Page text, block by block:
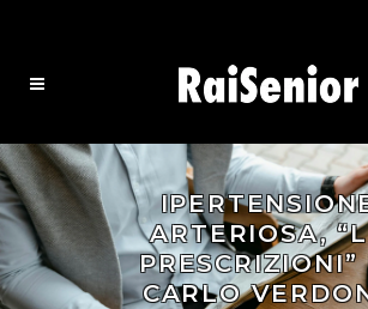
ARTERIOSA,
PRESCRIZIONI”
CARLO